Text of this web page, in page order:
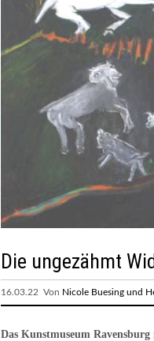
Die ungezähmt
16.03.22 Von Nicole Buesing und
Das Kunstmuseum